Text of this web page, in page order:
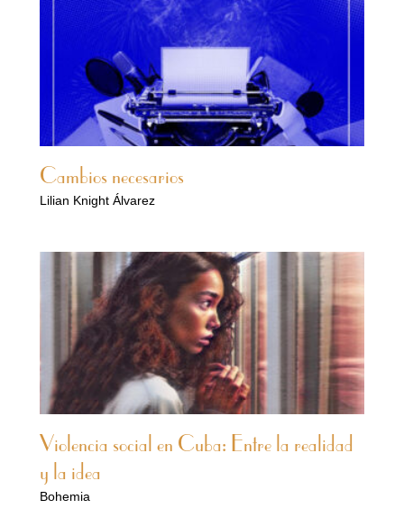
Cambios necesarios
Lilian Knight Álvarez
Violencia social en Cuba: Entre la realidad
y la idea
Bohemia